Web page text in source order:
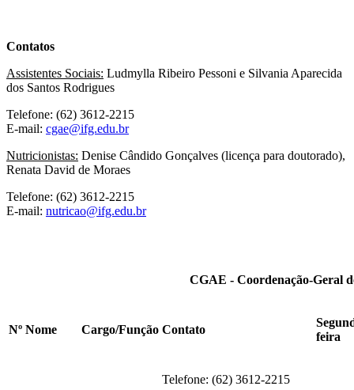
Contatos
Assistentes Sociais: Ludmylla Ribeiro Pessoni e Silvania Aparecida
dos Santos Rodrigues
Telefone: (62) 3612-2215
E-mail: cgae@ifg.edu.br
Nutricionistas: Denise Cândido Gonçalves (licença para doutorado),
Renata David de Moraes
Telefone: (62) 3612-2215
E-mail: nutricao@ifg.edu.br
CGAE - Coordenação-Geral
Nº Nome Cargo/Função Contato
feira
Telefone: (62) 3612-2215